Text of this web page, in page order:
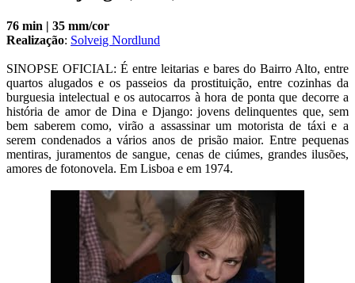
76 min | 35 mm/cor
Realização: Solveig Nordlund
SINOPSE OFICIAL: É entre leitarias e bares do Bairro Alto, entre
quartos alugados e os passeios da prostituição, entre cozinhas da
burguesia intelectual e os autocarros à hora de ponta que decorre a
história de amor de Dina e Django: jovens delinquentes que, sem
bem saberem como, virão a assassinar um motorista de táxi e a
serem condenados a vários anos de prisão maior. Entre pequenas
mentiras, juramentos de sangue, cenas de ciúmes, grandes ilusões,
amores de fotonovela. Em Lisboa e em 1974.